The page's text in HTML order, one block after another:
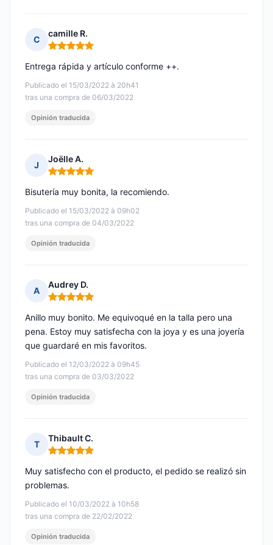
C
camille R.
Nota: 5 de 5
Publicado el 15/03/2022 à 20h41
tras una compra de 06/03/2022
Entrega rápida y artículo conforme ++.
Opinión traducida
J
Joëlle A.
Nota: 5 de 5
Publicado el 15/03/2022 à 09h02
tras una compra de 04/03/2022
Bisutería muy bonita, la recomiendo.
Opinión traducida
A
Audrey D.
Nota: 5 de 5
Publicado el 12/03/2022 à 09h45
tras una compra de 03/03/2022
Anillo muy bonito. Me equivoqué en la talla pero una
pena. Estoy muy satisfecha con la joya y es una joyería
que guardaré en mis favoritos.
Opinión traducida
T
Thibault C.
Nota: 5 de 5
Publicado el 10/03/2022 à 10h58
tras una compra de 22/02/2022
Muy satisfecho con el producto, el pedido se realizó sin
problemas.
Opinión traducida